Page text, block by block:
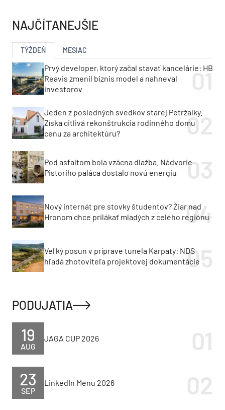
NAJČÍTANEJŠIE
TÝŽDEŇ MESIAC
Prvý developer, ktorý začal stavať kancelárie: HB
Reavis zmenil biznis model a nahneval
investorov
Jeden z posledných svedkov starej Petržalky.
Získa citlivá rekonštrukcia rodinného domu
cenu za architektúru?
Pod asfaltom bola vzácna dlažba. Nádvorie
Pistoriho paláca dostalo novú energiu
Nový internát pre stovky študentov? Žiar nad
Hronom chce prilákať mladých z celého regiónu
Veľký posun v príprave tunela Karpaty: NDS
hľadá zhotoviteľa projektovej dokumentácie
PODUJATIA
AUG
19 JAGA CUP 2026
SEP
23 LinkedIn Menu 2026